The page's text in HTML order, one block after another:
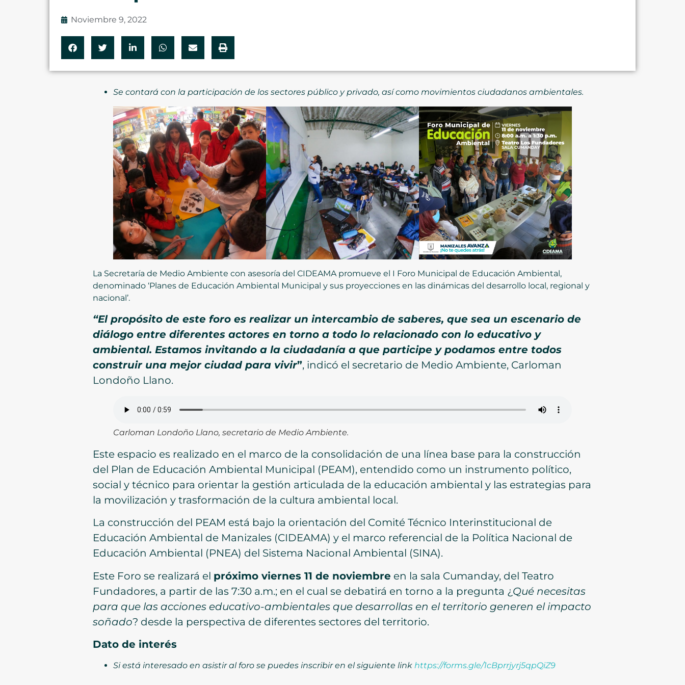
Noviembre 9, 2022
Se contará con la participación de los sectores público y privado, así como movimientos ciudadanos ambientales.
La Secretaría de Medio Ambiente con asesoría del CIDEAMA promueve el I Foro Municipal de Educación Ambiental,
denominado ‘Planes de Educación Ambiental Municipal y sus proyecciones en las dinámicas del desarrollo local, regional y
nacional’.
“El propósito de este foro es realizar un intercambio de saberes, que sea un escenario de
diálogo entre diferentes actores en torno a todo lo relacionado con lo educativo y
ambiental. Estamos invitando a la ciudadanía a que participe y podamos entre todos
construir una mejor ciudad para vivir”, indicó el secretario de Medio Ambiente, Carloman
Londoño Llano.
Carloman Londoño Llano, secretario de Medio Ambiente.
Este espacio es realizado en el marco de la consolidación de una línea base para la construcción
del Plan de Educación Ambiental Municipal (PEAM), entendido como un instrumento político,
social y técnico para orientar la gestión articulada de la educación ambiental y las estrategias para
la movilización y trasformación de la cultura ambiental local.
La construcción del PEAM está bajo la orientación del Comité Técnico Interinstitucional de
Educación Ambiental de Manizales (CIDEAMA) y el marco referencial de la Política Nacional de
Educación Ambiental (PNEA) del Sistema Nacional Ambiental (SINA).
Este Foro se realizará el próximo viernes 11 de noviembre en la sala Cumanday, del Teatro
Fundadores, a partir de las 7:30 a.m.; en el cual se debatirá en torno a la pregunta ¿ Qué necesitas
para que las acciones educativo-ambientales que desarrollas en el territorio generen el impacto
soñado? desde la perspectiva de diferentes sectores del territorio.
Dato de interés
Si está interesado en asistir al foro se puedes inscribir en el siguiente link https://forms.gle/1cBprrjyrj5qpQiZ9